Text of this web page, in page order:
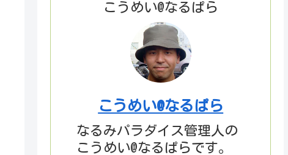
こうめい@なるぱら
こうめい@なるぱら
なるみパラダイス管理人の
こうめい@なるぱらです。